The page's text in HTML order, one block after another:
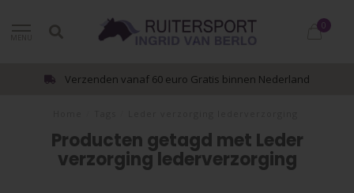
0
Verzenden vanaf 60 euro Gratis binnen Nederland
Producten getagd met Leder
verzorging lederverzorging